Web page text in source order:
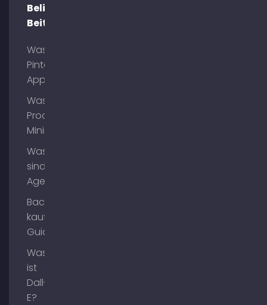
Beliebte
Beiträge
Was ist
Pinterest
App?
Was ist
Process
Mining?
Was
sind AI
Agents?
Backlinks
kaufen
Guide
Was
ist
Dall-
E?